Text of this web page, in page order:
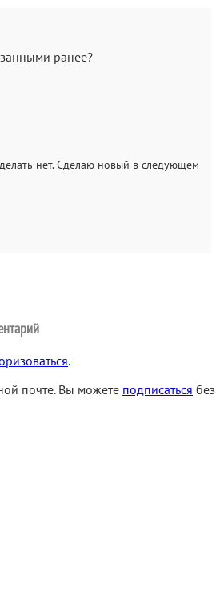
ранее?
нет. Сделаю новый в следующем
.
почте. Вы можете подписаться без